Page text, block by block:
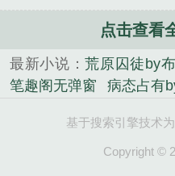
点击查看
最新小说：荒原囚徒by
笔趣阁无弹窗
病态占有
阵雨过境 欺心计划
薄脆笔趣阁无弹窗 被系
基于搜索引擎技术
Copyright ©